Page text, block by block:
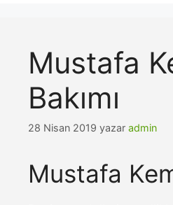
Mustafa
Bakımı
28 Nisan 2019 yazar admin
Mustafa